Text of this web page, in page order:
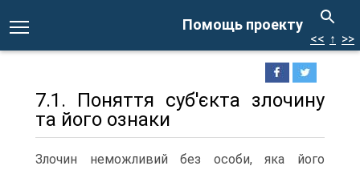
Помощь проекту
<< ↑ >>
7.1. Поняття суб'єкта злочину
та його ознаки
Злочин неможливий без особи, яка його